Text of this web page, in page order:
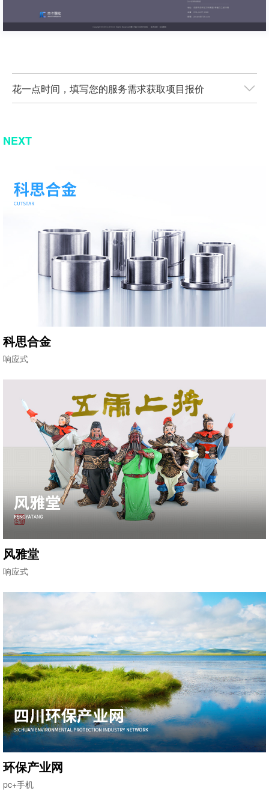
花一点时间，填写您的服务需求获取项目报价
NEXT
科思合金
响应式
风雅堂
响应式
环保产业网
pc+手机